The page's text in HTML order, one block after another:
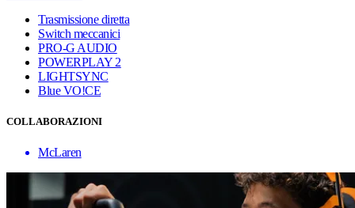
Trasmissione diretta
Switch meccanici
PRO-G AUDIO
POWERPLAY 2
LIGHTSYNC
Blue VO!CE
COLLABORAZIONI
McLaren